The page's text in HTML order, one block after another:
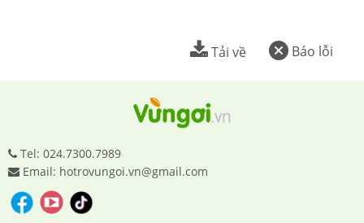
Báo lỗi
Tải về
Tel: 024.7300.7989
Email: hotrovungoi.vn@gmail.com